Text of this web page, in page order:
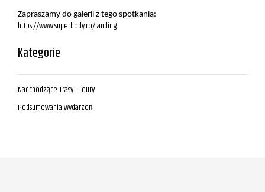
Zapraszamy do galerii z tego spotkania:
https://www.superbody.ro/landing
Kategorie
Nadchodzące Trasy i Toury
Podsumowania wydarzeń